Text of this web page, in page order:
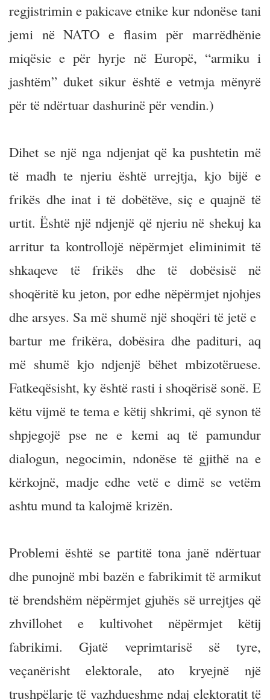
regjistrimin e pakicave etnike kur ndonëse tani
jemi në NATO e flasim për marrëdhënie
miqësie e për hyrje në Europë, “armiku i
jashtëm” duket sikur është e vetmja mënyrë
për të ndërtuar dashurinë për vendin.)
Dihet se një nga ndjenjat që ka pushtetin më
të madh te njeriu është urrejtja, kjo bijë e
frikës dhe inat i të dobëtëve, siç e quajnë të
urtit. Është një ndjenjë që njeriu në shekuj ka
arritur ta kontrollojë nëpërmjet eliminimit të
shkaqeve të frikës dhe të dobësisë në
shoqëritë ku jeton, por edhe nëpërmjet njohjes
dhe arsyes. Sa më shumë një shoqëri të jetë e
bartur me frikëra, dobësira dhe padituri, aq
më shumë kjo ndjenjë bëhet mbizotëruese.
Fatkeqësisht, ky është rasti i shoqërisë sonë. E
këtu vijmë te tema e këtij shkrimi, që synon të
shpjegojë pse ne e kemi aq të pamundur
dialogun, negocimin, ndonëse të gjithë na e
kërkojnë, madje edhe vetë e dimë se vetëm
ashtu mund ta kalojmë krizën.
Problemi është se partitë tona janë ndërtuar
dhe punojnë mbi bazën e fabrikimit të armikut
të brendshëm nëpërmjet gjuhës së urrejtjes që
zhvillohet e kultivohet nëpërmjet këtij
fabrikimi. Gjatë veprimtarisë së tyre,
veçanërisht elektorale, ato kryejnë një
trushpëlarje të vazhdueshme ndaj elektoratit të